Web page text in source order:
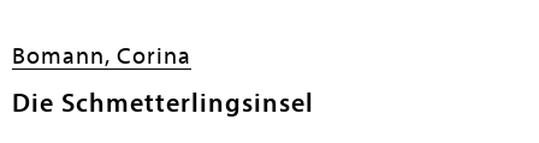
Bomann, Corina
Die Schmetterlingsinsel